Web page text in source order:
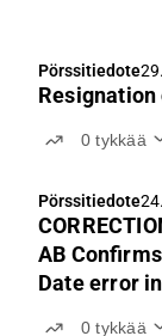
Pörssitiedote
0tykkää
Pörssitiedote
AB
Date error
0tykkää